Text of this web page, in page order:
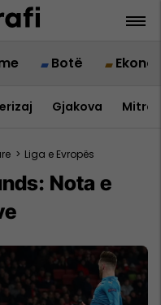
Botë
Gjakova
> Liga e Evropës
Nota e